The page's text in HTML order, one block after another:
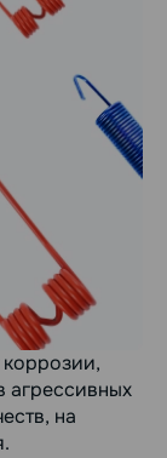
агрессивных
на